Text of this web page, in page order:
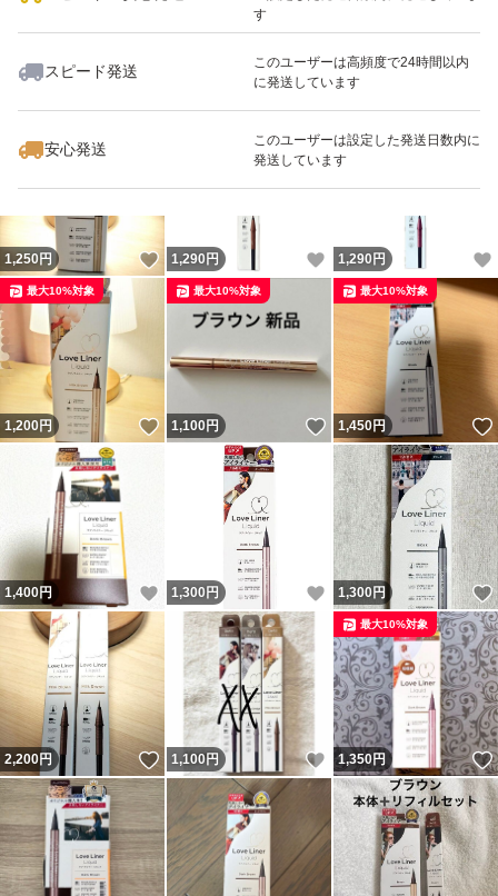
す
スピード発送
このユーザーは高頻度で24時間以内
に発送しています
安心発送
このユーザーは設定した発送日数内に
発送しています
いいね！
1,290
1,250円 いいね！
1,290 円 いいね！
1,290 円
1,200円 いいね！
最大10%対象
1,100円 いいね！
最大10%対象
1,450円
最大10%対象
1,400円 いいね！
1,300 円 いいね！
1,300円
2,200円 いいね！
1,100円 いいね！
1,350円
最大10%対象